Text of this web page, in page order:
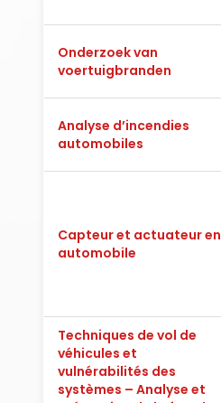
Onderzoek van
voertuigbranden
Analyse d’incendies
automobiles
Capteur et actuateur en
automobile
Techniques de vol de
véhicules et
vulnérabilités des
systèmes – Analyse et